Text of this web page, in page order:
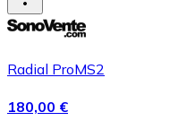
Radial ProMS2
180,00 €